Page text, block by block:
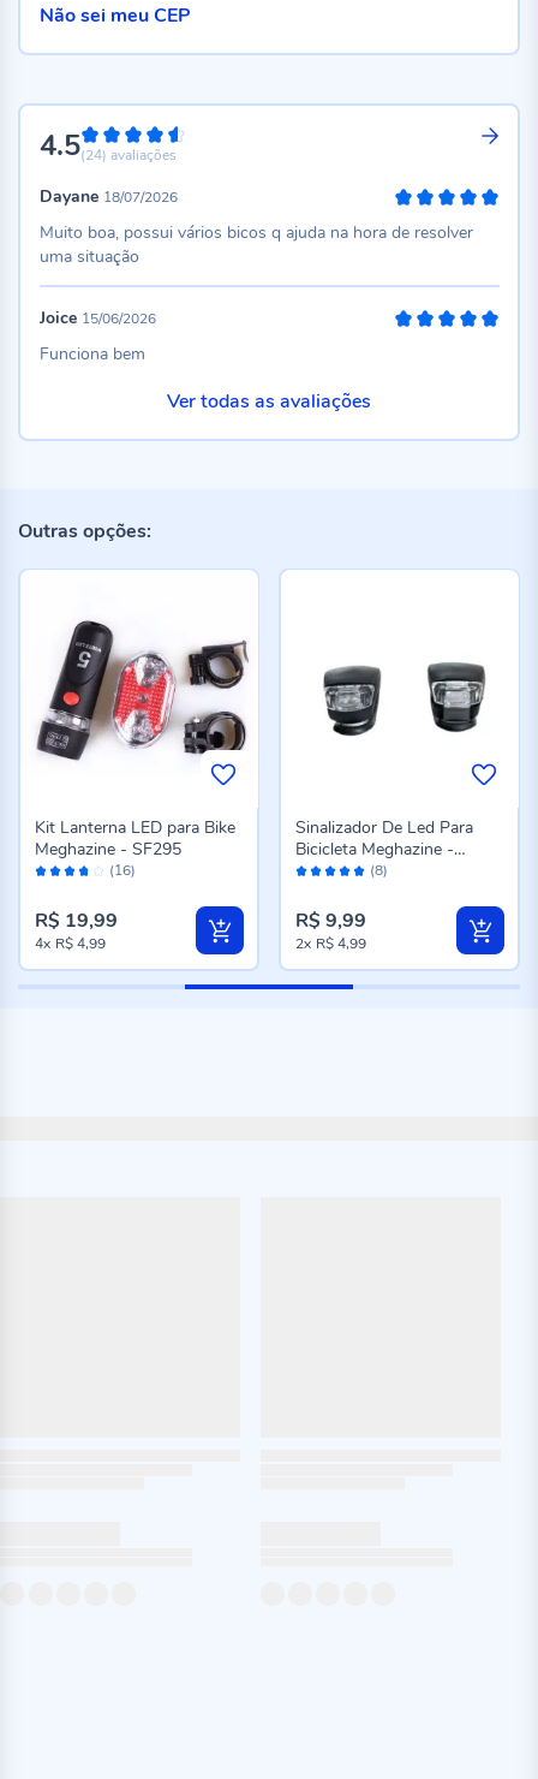
4.590%
(24) avaliações
Dayane 18/07/2026
Muito boa, possui vários bicos q ajuda na hora de resolver
uma situação
Joice 15/06/2026
Funciona bem
Ver todas as avaliações
Não sei meu CEP
Outras opções:
Avaliação: (16)
Kit Lanterna LED para Bike
Meghazine - SF295
R$ 19,99
4x R$ 4,99
Avaliação: (8)
Sinalizador De Led Para
Bicicleta Meghazine -
SL2263
R$ 9,99
2x R$ 4,99